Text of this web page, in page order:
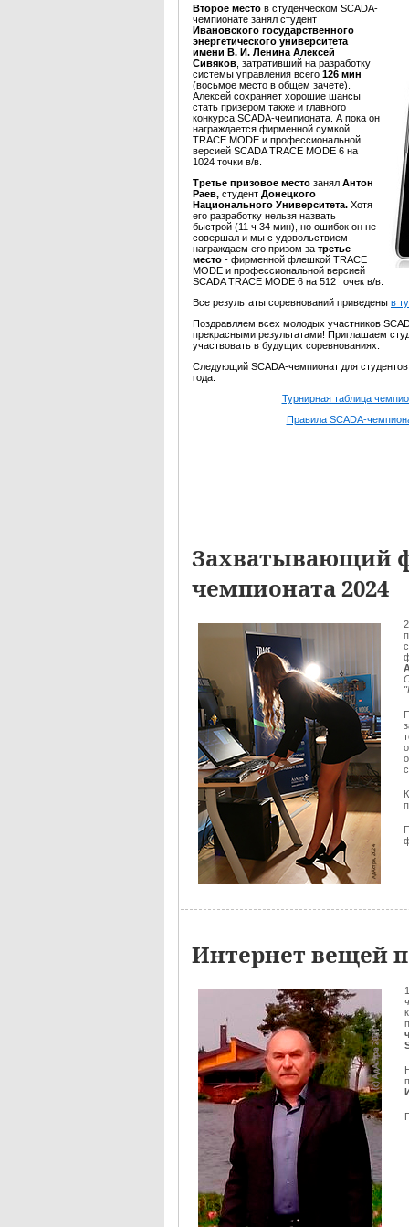
Второе место в студенческом SCADA-
чемпионате занял студент
Ивановского государственного
энергетического университета
имени В. И. Ленина Алексей
Сивяков , затративший на разработку
системы управления всего 126 мин
(восьмое место в общем зачете).
Алексей сохраняет хорошие шансы
стать призером также и главного
конкурса SCADA-чемпионата. А пока он
награждается фирменной сумкой
TRACE MODE и профессиональной
версией SCADA TRACE MODE 6 на
1024 точки в/в.
Третье призовое место занял Антон
Раев, студент Донецкого
Национального Университета. Хотя
его разработку нельзя назвать
быстрой (11 ч 34 мин), но ошибок он не
совершал и мы с удовольствием
награждаем его призом за третье
место - фирменной флешкой TRACE
MODE и профессиональной версией
SCADA TRACE MODE 6 на 512 точек в/в.
Все результаты соревнований приведены в
Поздравляем всех молодых участников
прекрасными результатами! Приглашаем
участвовать в будущих соревнованиях.
Следующий SCADA-чемпионат для
года.
Турнирная таблица
Правила SCADA-
Захватывающий
чемпионата 2024
Интернет вещей